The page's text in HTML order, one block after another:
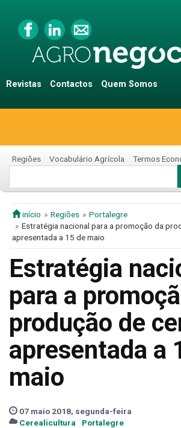
Revistas Contactos Quem Somos
Regiões Vocabulário Agrícola Termos
início Regiões
Portalegre
Estratégia nacional para a promoção da
apresentada a 15 de maio
Estratégia
para a
produção de
apresentada a
maio
07 maio 2018, segunda-feira
Cerealicultura
Portalegre